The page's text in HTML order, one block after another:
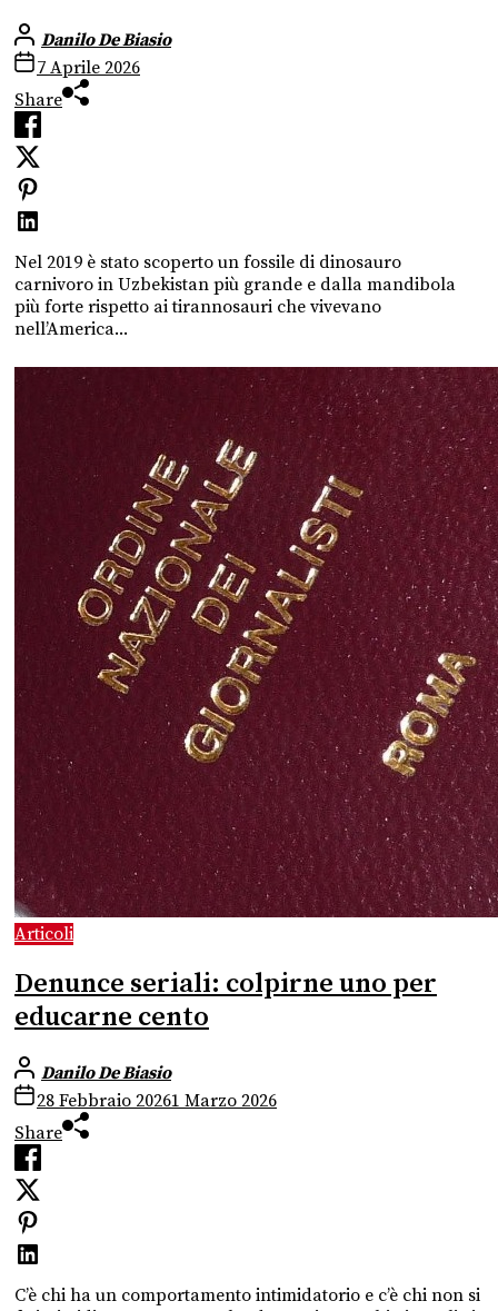
Danilo De Biasio
7 Aprile 2026
Share
Nel 2019 è stato scoperto un fossile di dinosauro
carnivoro in Uzbekistan più grande e dalla mandibola
più forte rispetto ai tirannosauri che vivevano
nell’America...
Articoli
Denunce seriali: colpirne uno per
educarne cento
Danilo De Biasio
28 Febbraio 20261 Marzo 2026
Share
C’è chi ha un comportamento intimidatorio e c’è chi non si